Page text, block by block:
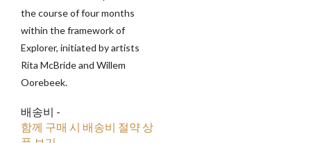
the course of four months
within the framework of
Explorer, initiated by artists
Rita McBride and Willem
Oorebeek.
배송비 -
함께 구매 시 배송비 절약 상